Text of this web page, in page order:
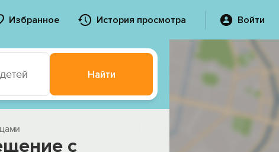
Избранное История просмотра Войти
Найти
с